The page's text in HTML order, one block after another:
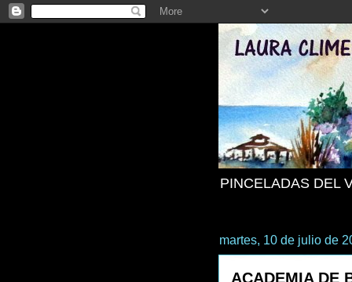
PINCELADAS DEL
martes, 10 de julio de
ACADEMIA DE